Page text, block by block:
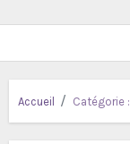
Accueil Catégorie :